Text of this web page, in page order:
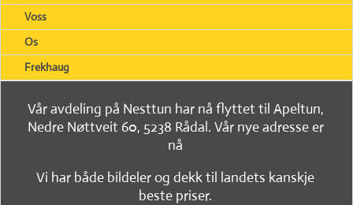
Voss
Os
Frekhaug
Vår avdeling på Nesttun har nå flyttet til Apeltun,
Nedre Nøttveit 60, 5238 Rådal. Vår nye adresse er
nå
Vi har både bildeler og dekk til landets kanskje
beste priser.